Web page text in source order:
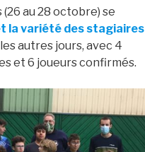
au 28 octobre) se
la variété des stagiaires
autres jours, avec 4
et 6 joueurs confirmés.